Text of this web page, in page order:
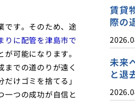
です。そのため、途
りに配管を津島市で
可能になります。
での道のりが遠く
けゴミを捨てる」
一つの成功が自信と
賃貸
際の
未来
と退